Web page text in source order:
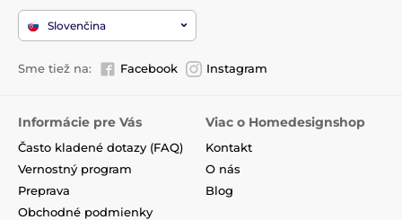
Slovenčina
Sme tiež na: Facebook Instagram
Informácie pre Vás
Často kladené dotazy (FAQ)
Vernostný program
Preprava
Obchodné podmienky
Viac o Homedesignshop
Kontakt
O nás
Blog